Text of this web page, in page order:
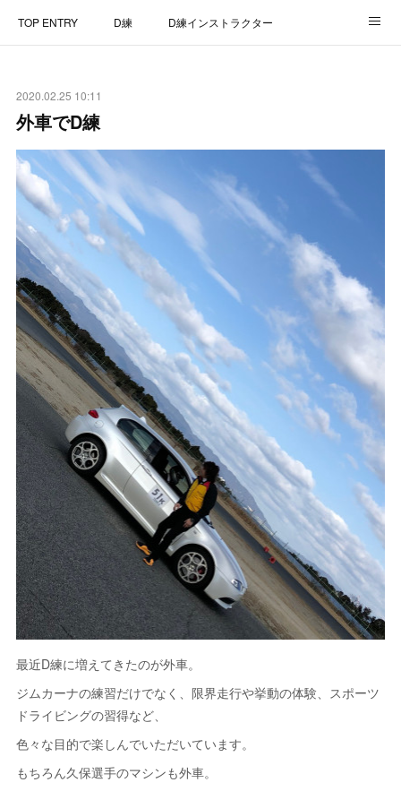
TOP ENTRY D練 D練インストラクター
CONTACT
2020.02.25 10:11
外車でD練
最近D練に増えてきたのが外車。
ジムカーナの練習だけでなく、限界走行や挙動の体験、スポーツ
ドライビングの習得など、
色々な目的で楽しんでいただいています。
もちろん久保選手のマシンも外車。